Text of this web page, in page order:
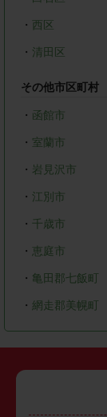
・ 西区
・ 清田区
その他市区町村
・ 函館市
・ 室蘭市
・ 岩見沢市
・ 江別市
・ 千歳市
・ 恵庭市
・ 亀田郡七飯町
・ 網走郡美幌町